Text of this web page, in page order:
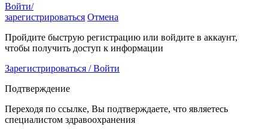
Войти/
зарегистрироваться Отмена
Пройдите быструю регистрацию или войдите в аккаунт,
чтобы получить доступ к информации
Зарегистрироваться / Войти
Подтверждение
Переходя по ссылке, Вы подтверждаете, что являетесь
специалистом здравоохранения